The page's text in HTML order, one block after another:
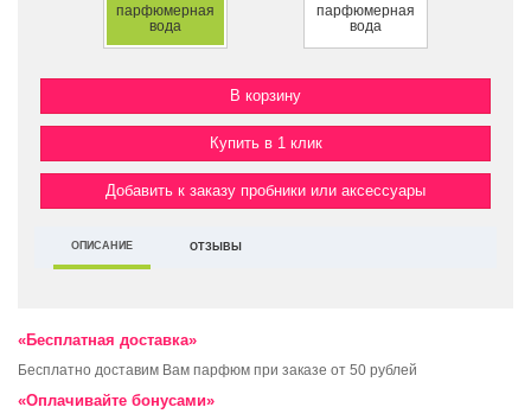
парфюмерная
вода
парфюмерная
вода
Купить в 1 клик
Добавить к заказу пробники или аксессуары
ОПИСАНИЕ ОТЗЫВЫ
«Бесплатная доставка»
Бесплатно доставим Вам парфюм при заказе от 50 рублей
«Оплачивайте бонусами»